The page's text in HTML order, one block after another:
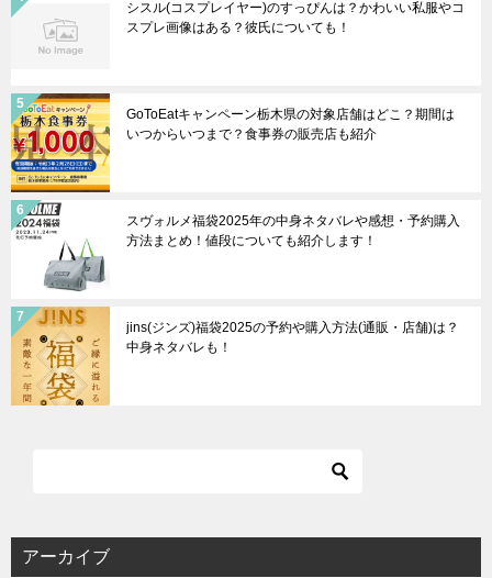
シスル(コスプレイヤー)のすっぴんは？かわいい私服やコ
スプレ画像はある？彼氏についても！
GoToEatキャンペーン栃木県の対象店舗はどこ？期間は
いつからいつまで？食事券の販売店も紹介
スヴォルメ福袋2025年の中身ネタバレや感想・予約購入
方法まとめ！値段についても紹介します！
jins(ジンズ)福袋2025の予約や購入方法(通販・店舗)は？
中身ネタバレも！
アーカイブ